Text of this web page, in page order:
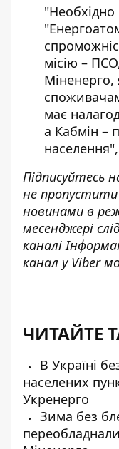
місію –
має
а Кабмін –
Підписуйтесь
не
новинами в
месенджері
каналі
канал у Viber
ЧИТАЙТЕ
В Україні
населених
Укренерго
Зима без